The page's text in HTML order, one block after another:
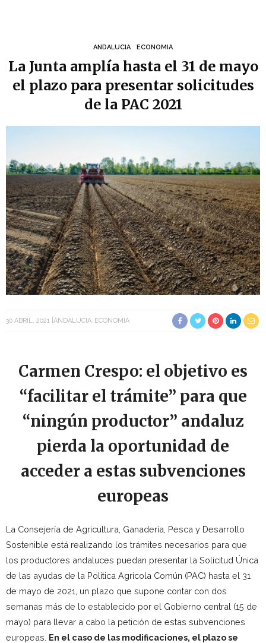
ANDALUCIA ECONOMIA
La Junta amplía hasta el 31 de mayo
el plazo para presentar solicitudes
de la PAC 2021
30 ABRIL, 2021 ANDALUCIA ECONOMIA
Carmen Crespo: el objetivo es
“facilitar el trámite” para que
“ningún productor” andaluz
pierda la oportunidad de
acceder a estas subvenciones
europeas
La Consejería de Agricultura, Ganadería, Pesca y Desarrollo
Sostenible está realizando los trámites necesarios para que
los productores andaluces puedan presentar la Solicitud Única
de las ayudas de la Política Agrícola Común (PAC) hasta el 31
de mayo de 2021, un plazo que supone contar con dos
semanas más de lo establecido por el Gobierno central (15 de
mayo) para llevar a cabo la petición de estas subvenciones
europeas. En el caso de las modificaciones, el plazo se